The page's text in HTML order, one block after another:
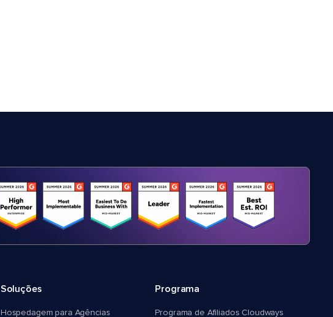
Soluções
Hospedagem para Agências
Programa
Programa de Afiliados Cloudways